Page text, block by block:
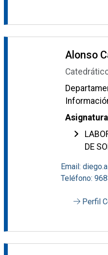
Alonso
DE
Email:
Teléfono:
Perfil